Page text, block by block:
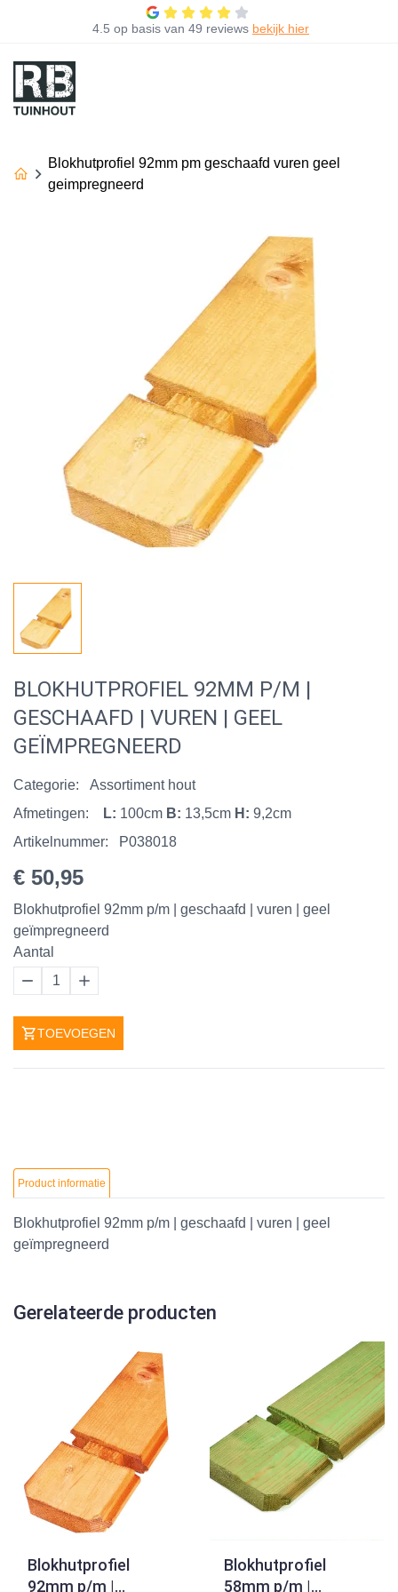
4.5 op basis van 49 reviews bekijk hier
Blokhutprofiel 92mm pm geschaafd vuren geel
geimpregneerd
BLOKHUTPROFIEL 92MM P/M |
GESCHAAFD | VUREN | GEEL
GEÏMPREGNEERD
Categorie:
Assortiment hout
Afmetingen:
L: 100cm B: 13,5cm H: 9,2cm
Artikelnummer:
P038018
€ 50,95
Blokhutprofiel 92mm p/m | geschaafd | vuren | geel
geïmpregneerd
Aantal
1
TOEVOEGEN
Product informatie
Blokhutprofiel 92mm p/m | geschaafd | vuren | geel
geïmpregneerd
Gerelateerde producten
Blokhutprofiel
92mm p/m |
Blokhutprofiel
58mm p/m |